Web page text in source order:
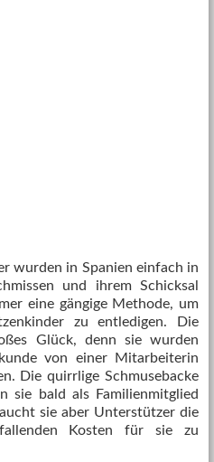
wurden in Spanien einfach in
und ihrem Schicksal
eine gängige Methode, um
zu entledigen. Die
Glück, denn sie wurden
von einer Mitarbeiterin
Die quirrlige Schmusebacke
sie bald als Familienmitglied
sie aber Unterstützer die
Kosten für sie zu